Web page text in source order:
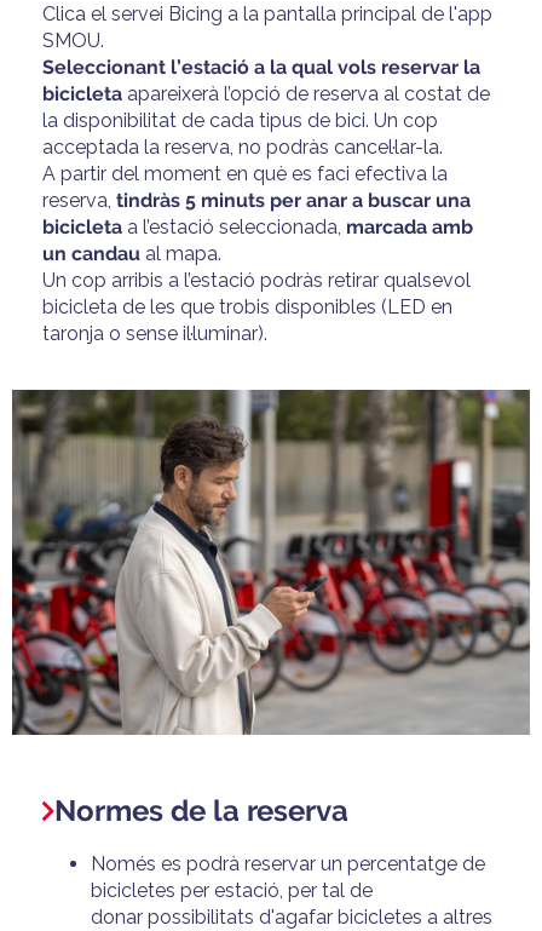
Clica el servei Bicing a la pantalla principal de l'app
SMOU.
Seleccionant l’estació a la qual vols reservar la
bicicleta apareixerà l’opció de reserva al costat de
la disponibilitat de cada tipus de bici. Un cop
acceptada la reserva, no podràs cancel·lar-la.
A partir del moment en què es faci efectiva la
reserva, tindràs 5 minuts per anar a buscar una
bicicleta a l’estació seleccionada, marcada amb
un candau al mapa.
Un cop arribis a l’estació podràs retirar qualsevol
bicicleta de les que trobis disponibles (LED en
taronja o sense il·luminar).
Normes de la reserva
Només es podrà reservar un percentatge de
bicicletes per estació, per tal de
donar possibilitats d'agafar bicicletes a altres